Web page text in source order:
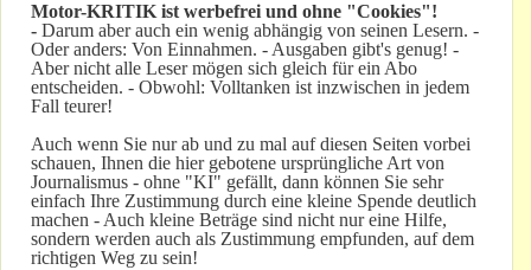
Motor-KRITIK ist werbefrei und ohne "Cookies"!
- Darum aber auch ein wenig abhängig von seinen Lesern. -
Oder anders: Von Einnahmen. - Ausgaben gibt's genug! -
Aber nicht alle Leser mögen sich gleich für ein Abo
entscheiden. - Obwohl: Volltanken ist inzwischen in jedem
Fall teurer!
Auch wenn Sie nur ab und zu mal auf diesen Seiten vorbei
schauen, Ihnen die hier gebotene ursprüngliche Art von
Journalismus - ohne "KI" gefällt, dann können Sie sehr
einfach Ihre Zustimmung durch eine kleine Spende deutlich
machen - Auch kleine Beträge sind nicht nur eine Hilfe,
sondern werden auch als Zustimmung empfunden, auf dem
richtigen Weg zu sein!